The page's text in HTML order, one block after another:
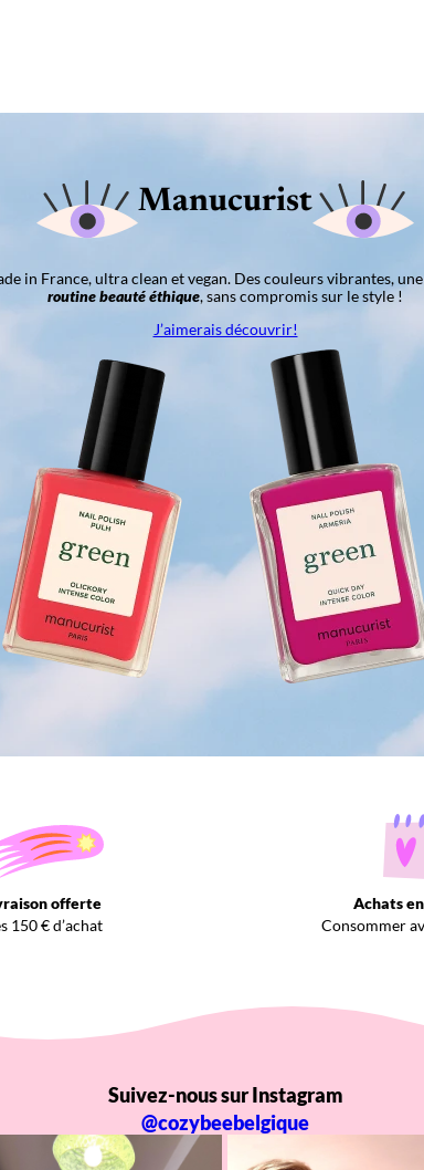
Manucurist
in France, ultra clean et vegan. Des couleurs vibrantes,
routine beauté éthique, sans compromis sur le style !
J’aimerais découvrir!
offerte
150 € d’achat
Achats
Consommer
Suivez-nous sur Instagram
@cozybeebelgique